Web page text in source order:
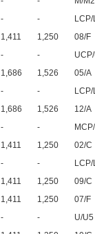
- -
1,411 1,250 08/F
- -
1,686 1,526 05/A
- -
1,686 1,526 12/A
- -
1,411 1,250 02/C
- - LCP/
1,411 1,250 09/C
1,411 1,250 07/F
- - U/U5